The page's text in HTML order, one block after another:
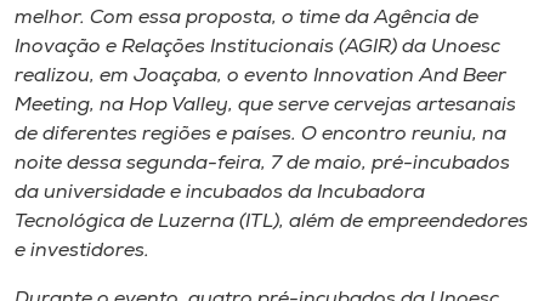
Selecione
A+
A-
melhor. Com essa proposta, o time da Agência de
Inovação e Relações Institucionais (AGIR) da Unoesc
realizou, em Joaçaba, o evento Innovation And Beer
Meeting, na Hop Valley, que serve cervejas artesanais
de diferentes regiões e países. O encontro reuniu, na
noite dessa segunda-feira, 7 de maio, pré-incubados
da universidade e incubados da Incubadora
Tecnológica de Luzerna (ITL), além de empreendedores
e investidores.